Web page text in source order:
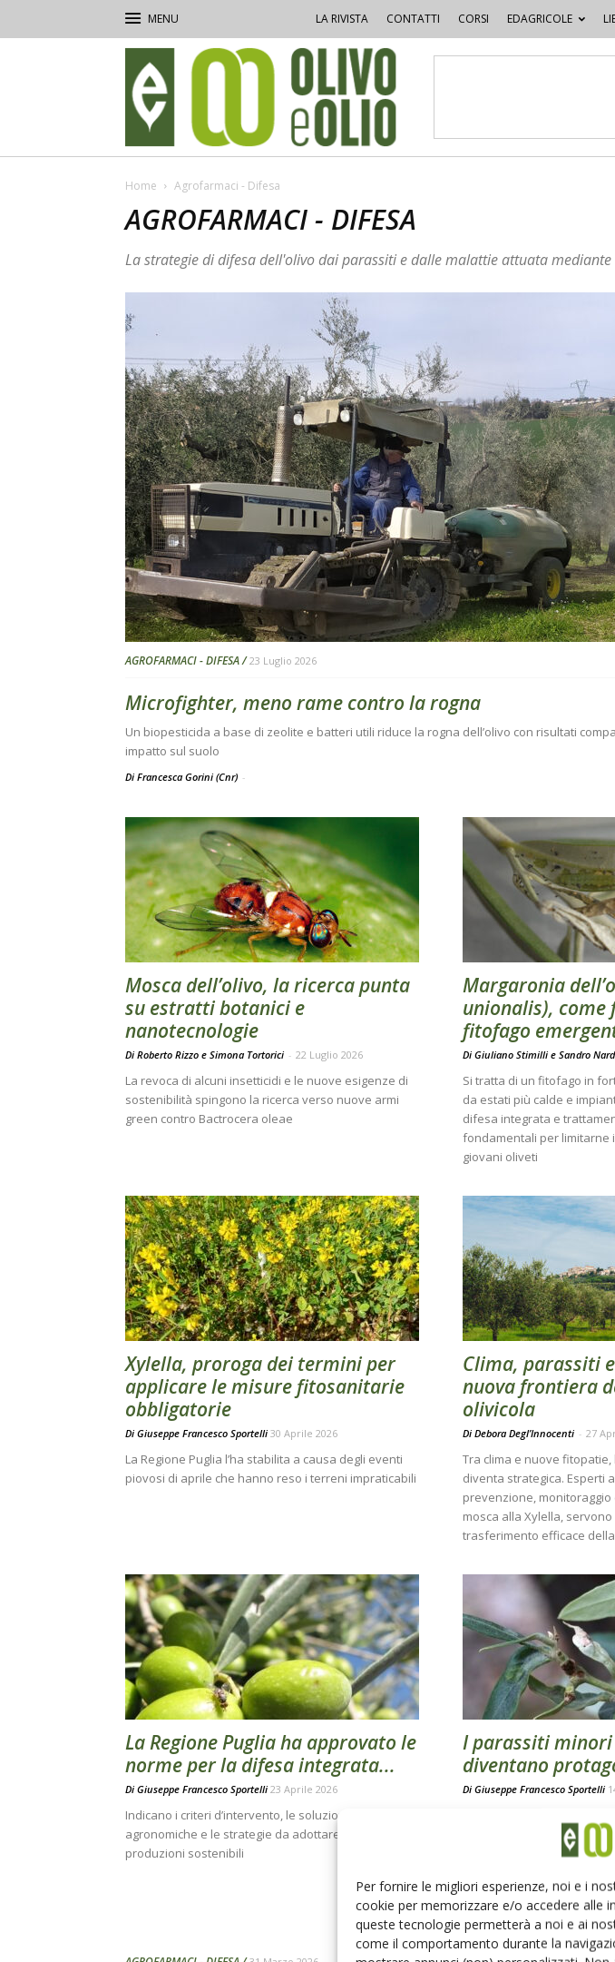
Per fornire le migliori esperienze, noi e i
cookie per memorizzare e/o accedere alle
queste tecnologie permetterà a noi e ai
come il comportamento durante la
LA RIVISTA CONTATTI CORSI EDAGRICOLE
e
Olio
Home Agrofarmaci - Difesa
AGROFARMACI - DIFESA
La strategie di difesa dell'olivo dai parassiti e dalle malattie attuata
AGROFARMACI - DIFESA 23 Luglio 2026
Microfighter, meno rame contro la rogna
Un biopesticida a base di zeolite e batteri utili riduce la rogna dell’olivo con risultati
impatto sul suolo
Di Francesca Gorini (Cnr) -
Mosca dell’olivo, la ricerca punta
su estratti botanici e
nanotecnologie
Di Roberto Rizzo e Simona Tortorici - 22 Luglio 2026
La revoca di alcuni insetticidi e le nuove esigenze di
sostenibilità spingono la ricerca verso nuove armi
green contro Bactrocera oleae
Margaronia
unionalis), come
fitofago
Di Giuliano Stimilli e Sandro
Si tratta di un fitofago in
da estati più calde e
difesa integrata e
fondamentali per limitarne
giovani oliveti
Xylella, proroga dei termini per
applicare le misure fitosanitarie
obbligatorie
Di Giuseppe Francesco Sportelli 30 Aprile 2026
La Regione Puglia l’ha stabilita a causa degli eventi
piovosi di aprile che hanno reso i terreni impraticabili
Clima, parassiti
nuova frontiera
olivicola
Di Debora Degl’Innocenti - 27
Tra clima e nuove fitopatie,
diventa strategica. Esperti
prevenzione,
mosca alla Xylella,
trasferimento efficace
La Regione Puglia ha approvato le
norme per la difesa integrata...
Di Giuseppe Francesco Sportelli 23 Aprile 2026
Indicano i criteri d’intervento, le soluzioni
agronomiche e le strategie da adottare per ottenere
produzioni sostenibili
I parassiti minori
diventano
Di Giuseppe Francesco Sportelli
e acari al centro di un
problemi fitosanitari